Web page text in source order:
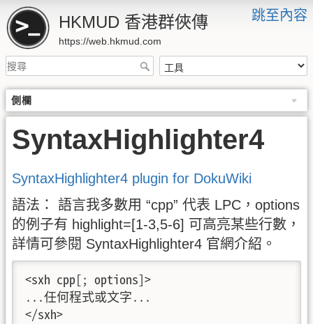
跳至內容
HKMUD 香港群俠傳
https://web.hkmud.com
側欄
SyntaxHighlighter4
SyntaxHighlighter4 plugin for DokuWiki
語法： 語言我多數用 “cpp” 代表 LPC，options
的例子有 highlight=[1-3,5-6] 可高亮某些行數，
詳情可參閱 SyntaxHighlighter4 官網介紹。
<sxh cpp[; options]>
...任何程式或文字...
</sxh>